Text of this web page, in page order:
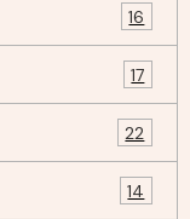
16
17
22
14